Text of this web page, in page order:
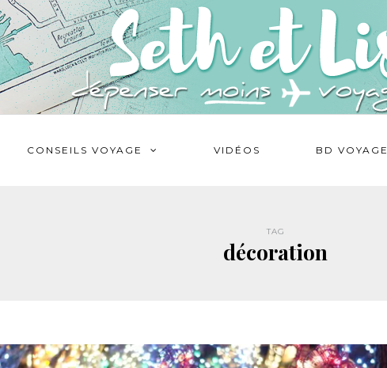
CONSEILS VOYAGE VIDÉOS BD VOYAGE
TAG
décoration